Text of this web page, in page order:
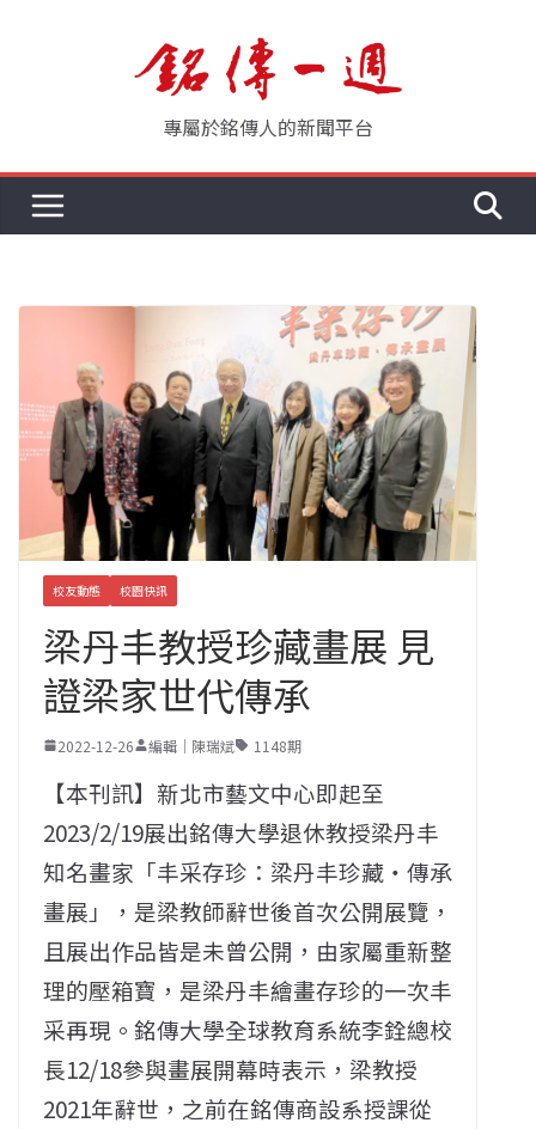
專屬於銘傳人的新聞平台
校友動態 校園快訊
梁丹丰教授珍藏畫展 見
證梁家世代傳承
2022-12-26 編輯｜陳瑞斌 1148期
【本刊訊】新北市藝文中心即起至
2023/2/19展出銘傳大學退休教授梁丹丰
知名畫家「丰采存珍：梁丹丰珍藏‧傳承
畫展」，是梁教師辭世後首次公開展覽，
且展出作品皆是未曾公開，由家屬重新整
理的壓箱寶，是梁丹丰繪畫存珍的一次丰
采再現。銘傳大學全球教育系統李銓總校
長12/18參與畫展開幕時表示，梁教授
2021年辭世，之前在銘傳商設系授課從